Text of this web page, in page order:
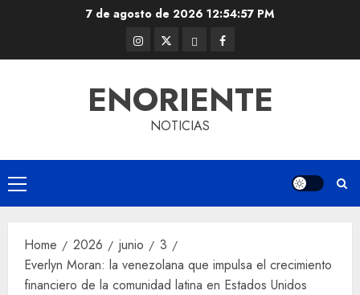
7 de agosto de 2026 12:54:57 PM
Instagram
@EnOriente
Twitter
(X)
ThreadsFacebook
ENORIENTE
NOTICIAS
Primary
Menu
Home 2026 junio
3
Everlyn Moran: la venezolana que impulsa el crecimiento
financiero de la comunidad latina en Estados Unidos